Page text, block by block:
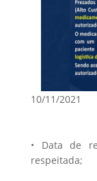
10/11/2021
• Data de
respeitada;